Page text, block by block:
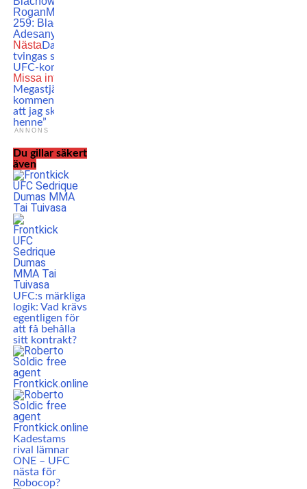
RoganMMA
259: Blachowicz vs.
Adesanya
Nästa Dan Hardy
tvingas sluta som
UFC-kommentator
Missa inte
Megastjärnans kaxiga
kommentar: ”Visste
att jag skulle avsluta
henne”
ANNONS
Du gillar säkert
även
UFC:s märkliga
logik: Vad krävs
egentligen för
att få behålla
sitt kontrakt?
Kadestams
rival lämnar
ONE – UFC
nästa för
Robocop?